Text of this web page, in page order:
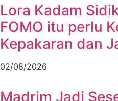
Lora Kadam
FOMO itu perlu
Kepakaran dan
02/08/2026
Madrim Jadi